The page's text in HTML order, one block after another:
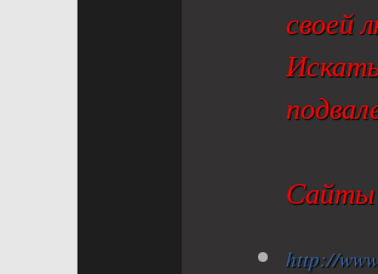
своей
Сайты
http://